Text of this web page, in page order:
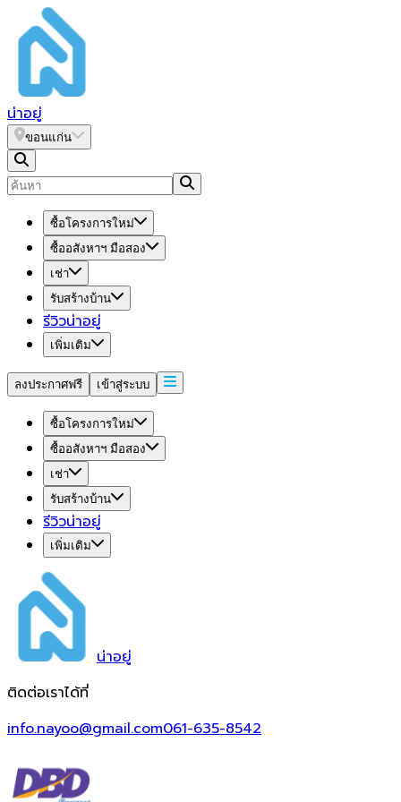
น่าอยู่
ขอนแก่น
ซื้อโครงการใหม่
ซื้ออสังหาฯ มือสอง
เช่า
รับสร้างบ้าน
รีวิวน่าอยู่
เพิ่มเติม
ลงประกาศฟรี เข้าสู่ระบบ
ซื้อโครงการใหม่
ซื้ออสังหาฯ มือสอง
เช่า
รับสร้างบ้าน
รีวิวน่าอยู่
เพิ่มเติม
น่าอยู่
ติดต่อเราได้ที่
info.nayoo@gmail.com061-635-8542